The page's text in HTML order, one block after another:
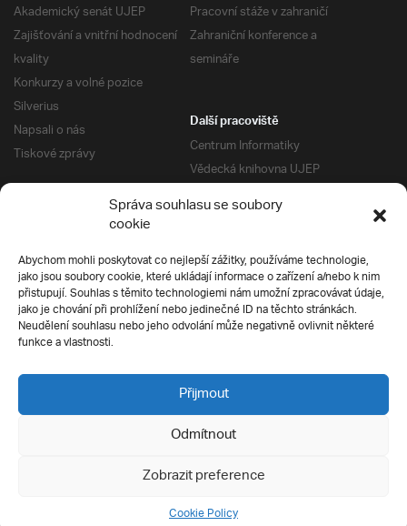
Správa souhlasu se soubory
cookie
Abychom mohli poskytovat co nejlepší zážitky, používáme technologie,
jako jsou soubory cookie, které ukládají informace o zařízení a/nebo k nim
přistupují. Souhlas s těmito technologiemi nám umožní zpracovávat údaje,
jako je chování při prohlížení nebo jedinečné ID na těchto stránkách.
Neudělení souhlasu nebo jeho odvolání může negativně ovlivnit některé
funkce a vlastnosti.
Přijmout
Odmítnout
Zobrazit preference
Cookie Policy
Akademický senát UJEP
Zajišťování a vnitřní hodnocení
kvality
Konkurzy a volné pozice
Silverius
Napsali o nás
Tiskové zprávy
Pracovní stáže v zahraničí
Zahraniční konference a
semináře
Další pracoviště
Centrum Informatiky
Vědecká knihovna UJEP
Správa kolejí a menz
Univerzitní centrum podpory
Silverius
Pro uchazeče
Přijímací řízení
E-prihlaska
Přípravné kurzy
Ochrana soukromí
Všechna práva vyhrazena